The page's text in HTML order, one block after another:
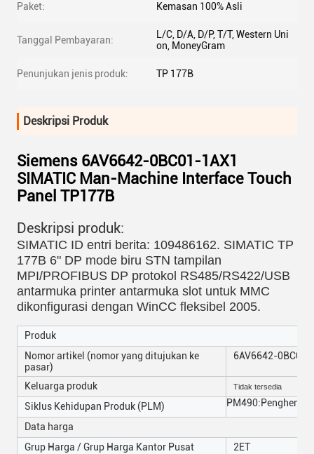
Paket: Kemasan 100% Asli
Tanggal Pembayaran:
L/C, D/A, D/P, T/T, Western Uni
on, MoneyGram
Penunjukan jenis produk: TP 177B
Deskripsi Produk
Siemens 6AV6642-0BC01-1AX1
SIMATIC Man-Machine Interface Touch
Panel TP177B
Deskripsi produk:
SIMATIC ID entri berita: 109486162. SIMATIC TP
177B 6" DP mode biru STN tampilan
MPI/PROFIBUS DP protokol RS485/RS422/USB
antarmuka printer antarmuka slot untuk MMC
dikonfigurasi dengan WinCC fleksibel 2005.
Produk
Nomor artikel (nomor yang ditujukan ke
pasar)
6AV6642-0BC01-
Keluarga produk Tidak tersedia
Siklus Kehidupan Produk (PLM)
Data harga
Grup Harga / Grup Harga Kantor Pusat
2ET